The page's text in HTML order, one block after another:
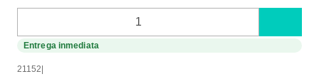
Entrega inmediata
21152|